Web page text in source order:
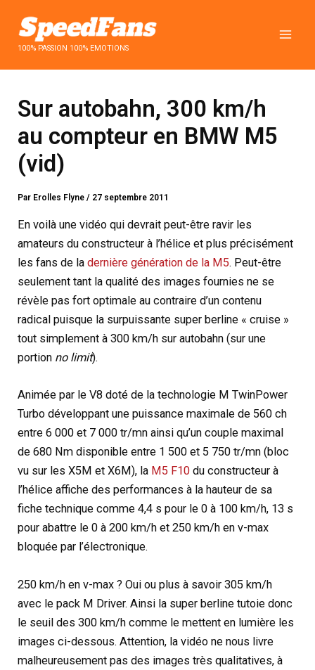
contenu100% PASSION 100% EMOTIONS
Sur autobahn, 300 km/h
au compteur en BMW M5
(vid)
Par Erolles Flyne/ 27 septembre 2011
En voilà une vidéo qui devrait peut-être ravir les
amateurs du constructeur à l’hélice et plus précisément
les fans de ladernière génération de la M5. Peut-être
seulement tant la qualité des images fournies ne se
révèle pas fort optimale au contraire d’un contenu
radical puisque la surpuissante super berline « cruise »
tout simplement à 300 km/h sur autobahn (sur une
portion no limit).
Animée par le V8 doté de la technologie M TwinPower
Turbo développant une puissance maximale de 560 ch
entre 6 000 et 7 000 tr/mn ainsi qu’un couple maximal
de 680 Nm disponible entre 1 500 et 5 750 tr/mn (bloc
vu sur les X5M et X6M), la M5 F10 du constructeur à
l’hélice affiche des performances à la hauteur de sa
fiche technique comme 4,4 s pour le 0 à 100 km/h, 13 s
pour abattre le 0 à 200 km/h et 250 km/h en v-max
bloquée par l’électronique.
250 km/h en v-max ? Oui ou plus à savoir 305 km/h
avec le pack M Driver. Ainsi la super berline tutoie donc
le seuil des 300 km/h comme le mettent en lumière les
images ci-dessous. Attention, la vidéo ne nous livre
malheureusement pas des images très qualitatives, à